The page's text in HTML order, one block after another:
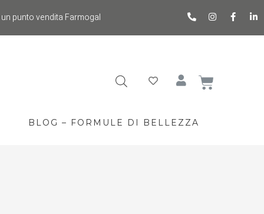
punto vendita Farmogal
BLOG – FORMULE DI BELLEZZA